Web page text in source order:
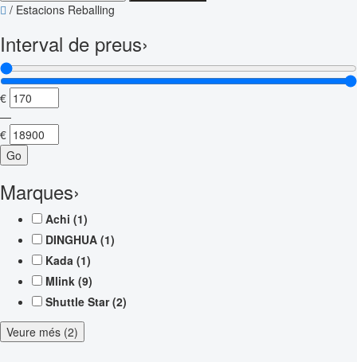
/ Estacions Reballing
Interval de preus›
€
—
€
Go
Marques›
Achi (1)
DINGHUA (1)
Kada (1)
Mlink (9)
Shuttle Star (2)
Veure més (2)